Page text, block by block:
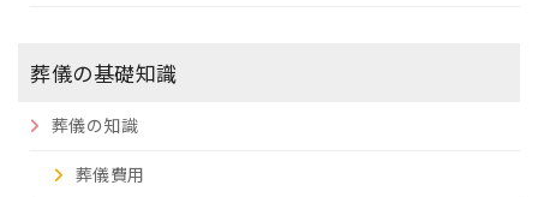
葬儀の基礎知識
葬儀の知識
葬儀費用